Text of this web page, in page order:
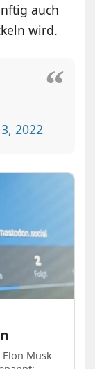
auch
wird.
2022
Musk